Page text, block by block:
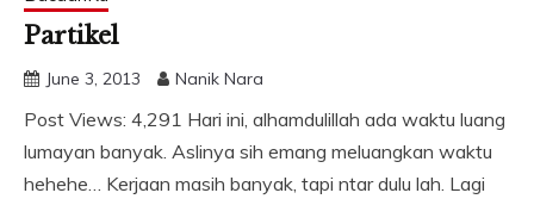
Partikel
June 3, 2013 Nanik Nara
Post Views: 4,291 Hari ini, alhamdulillah ada waktu luang
lumayan banyak. Aslinya sih emang meluangkan waktu
hehehe… Kerjaan masih banyak, tapi ntar dulu lah. Lagi